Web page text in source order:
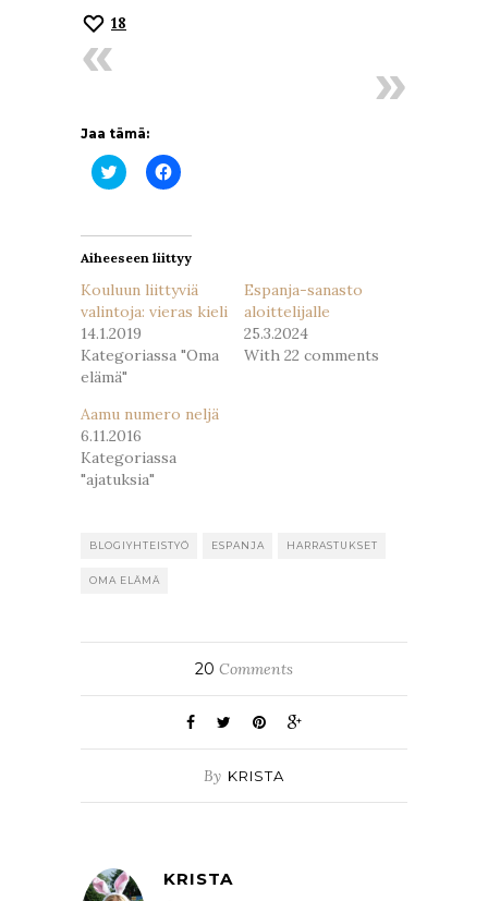
18
Jaa tämä:
Jaa
Twitterissä(Avautuu
Jaa
Facebookissa(Avautuu
Aiheeseen liittyy
Kouluun liittyviä
valintoja: vieras kieli
14.1.2019
Kategoriassa "Oma
elämä"
Espanja-sanasto
aloittelijalle
25.3.2024
With 22 comments
Aamu numero neljä
6.11.2016
Kategoriassa
"ajatuksia"
BLOGIYHTEISTYÖ ESPANJA HARRASTUKSET
OMA ELÄMÄ
20 Comments
By KRISTA
KRISTA